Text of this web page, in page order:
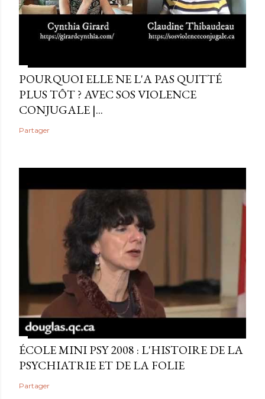
POURQUOI ELLE NE L'A PAS QUITTÉ
PLUS TÔT ? AVEC SOS VIOLENCE
CONJUGALE |...
Partager
ÉCOLE MINI PSY 2008 : L'HISTOIRE DE LA
PSYCHIATRIE ET DE LA FOLIE
Partager